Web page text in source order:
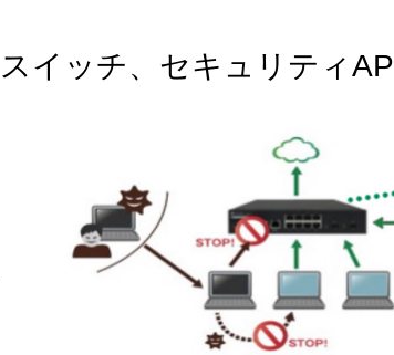
イッチ、セキュリティAP